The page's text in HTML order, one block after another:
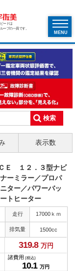
ードは
ープの一員です。
MENU
表示数
Ｅ １２．３型ナビ
ーミラー／プロパ
ター／パワーバッ
トヒーター
走行 17000ｋｍ
排気量 1500cc
319.8 万円
諸費用 (税込)
10.1 万円